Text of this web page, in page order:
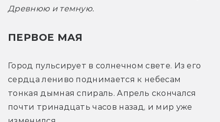
Древнюю и темную.
ПЕРВОЕ МАЯ
Город пульсирует в солнечном свете. Из его
сердца лениво поднимается к небесам
тонкая дымная спираль. Апрель скончался
почти тринадцать часов назад, и мир уже